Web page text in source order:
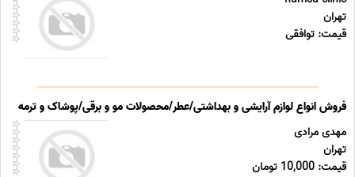
تهران
قیمت: توافقی
فروش انواع لوازم آرایشی و بهداشتی/عطر/محصولات مو و برقی/پوشاک و ترمه
مهدی مرادی
تهران
قیمت: 10,000 تومان